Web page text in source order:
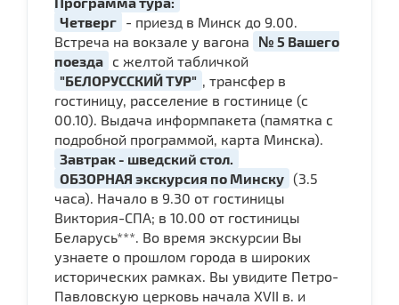
Четверг - приезд в Минск до 9.00.
Встреча на вокзале у вагона
№ 5 Вашего
поезда с желтой табличкой
"БЕЛОРУССКИЙ ТУР"
, трансфер в
гостиницу, расселение в гостинице (с
00.10). Выдача информпакета (памятка с
подробной программой, карта Минска).
Завтрак - шведский стол.
ОБЗОРНАЯ экскурсия по Минску (3.5
часа). Начало в 9.30 от гостиницы
Виктория-СПА; в 10.00 от гостиницы
Беларусь***. Во время экскурсии Вы
узнаете о прошлом города в широких
исторических рамках. Вы увидите Петро-
Павловскую церковь начала ХVII в. и